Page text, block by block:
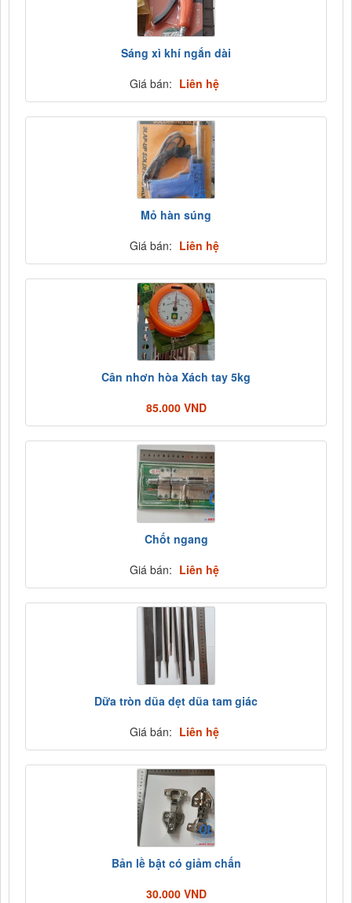
Sáng xì khí ngắn dài
Giá bán: Liên hệ
Mỏ hàn súng
Giá bán: Liên hệ
Cân nhơn hòa Xách tay 5kg
85.000 VND
Chốt ngang
Giá bán: Liên hệ
Dữa tròn dũa dẹt dũa tam giác
Giá bán: Liên hệ
Bản lề bật có giảm chấn
30.000 VND